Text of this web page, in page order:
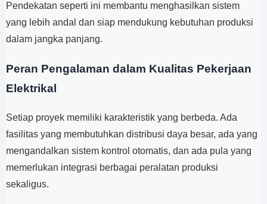
Pendekatan seperti ini membantu menghasilkan sistem
yang lebih andal dan siap mendukung kebutuhan produksi
dalam jangka panjang.
Peran Pengalaman dalam Kualitas Pekerjaan
Elektrikal
Setiap proyek memiliki karakteristik yang berbeda. Ada
fasilitas yang membutuhkan distribusi daya besar, ada yang
mengandalkan sistem kontrol otomatis, dan ada pula yang
memerlukan integrasi berbagai peralatan produksi
sekaligus.